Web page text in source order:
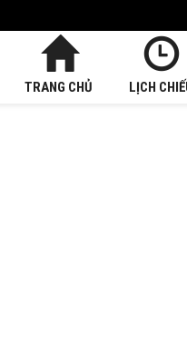
TRANG CHỦ LỊCH